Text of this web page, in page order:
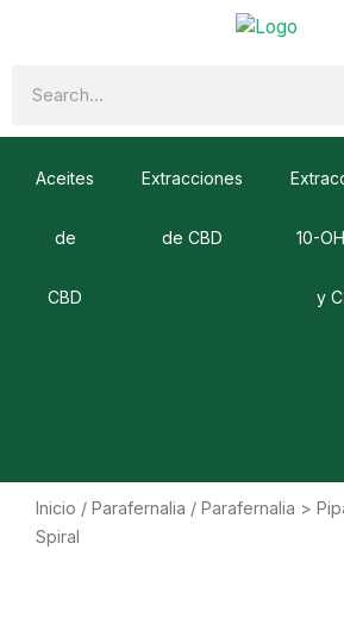
Aceites
de
CBD
Extracciones
de CBD 10-
y
Inicio / Parafernalia / Parafernalia >
Spiral